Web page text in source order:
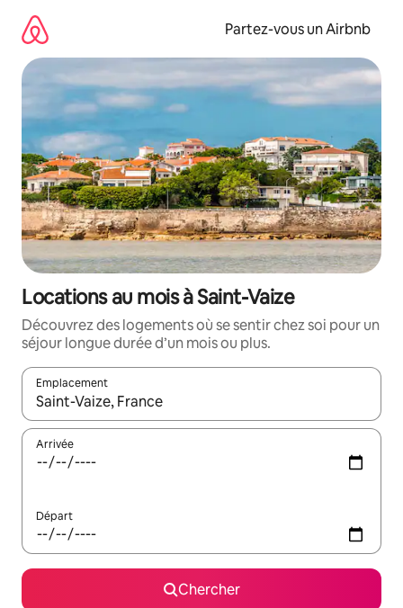
directement
contenu
Partez-vous un Airbnb
Locations au mois à Saint-Vaize
Découvrez des logements où se sentir chez soi pour un
séjour longue durée d’un mois ou plus.
Emplacement
Quand les résultats sont affichés, parcourez-les en utilisant
Arrivée
Départ
Chercher